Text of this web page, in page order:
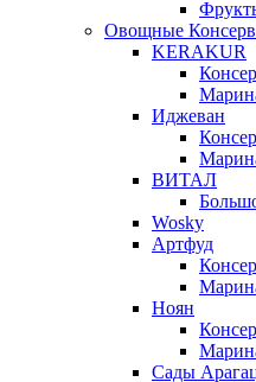
Овощные
KERAKUR
Иджеван
ВИТАЛ
Wosky
Артфуд
Ноян
Сады